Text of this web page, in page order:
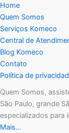
Home
Quem Somos
Serviços Komeco
Central de
Blog Komeco
Contato
Política de
Quem Somos,
São Paulo, grande
especializados para
Mais…